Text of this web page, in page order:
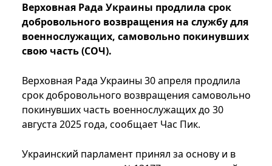
Верховная Рада Украины продлила срок
добровольного возвращения на службу для
военнослужащих, самовольно покинувших
свою часть (СОЧ).
Верховная Рада Украины 30 апреля продлила
срок добровольного возвращения самовольно
покинувших часть военнослужащих до 30
августа 2025 года, сообщает Час Пик.
Украинский парламент принял за основу и в